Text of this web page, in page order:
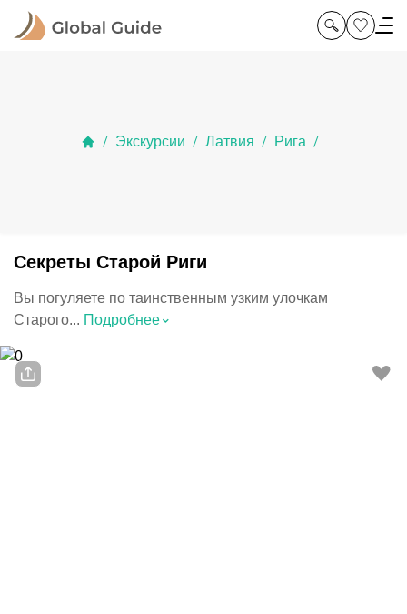
/ Экскурсии / Латвия / Рига /
Секреты Старой Риги
Вы погуляете по таинственным узким улочкам
Старого... Подробнее⌃